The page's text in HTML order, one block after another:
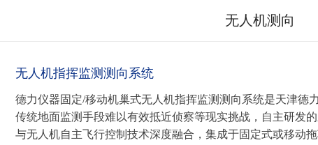
无人机测向
无人机指挥监测测向系统
德力仪器固定/移动机巢式无人机指挥监测测向系统是天津德
传统地面监测手段难以有效抵近侦察等现实挑战，自主研发
与无人机自主飞行控制技术深度融合，集成于固定式或移动